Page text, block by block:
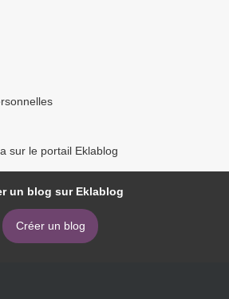
sur le portail Eklablog
un blog sur Eklablog
Créer un blog